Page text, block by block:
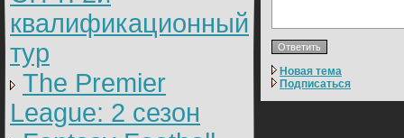
квалификационный
тур
The Premier
League: 2 cезон
Новая тема
Подписаться